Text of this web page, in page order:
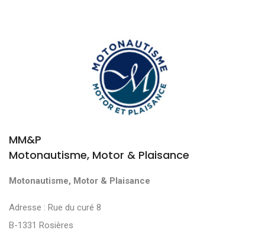
MM&P
Motonautisme, Motor & Plaisance
Motonautisme, Motor & Plaisance
Adresse : Rue du curé 8
B-1331 Rosières